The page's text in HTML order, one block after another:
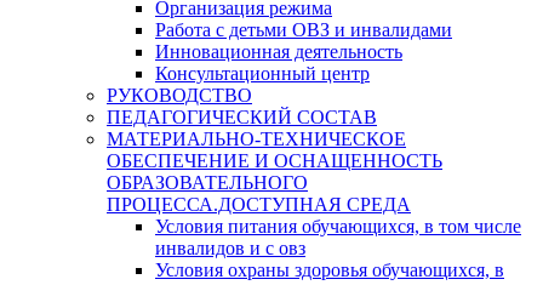
Организация режима
Работа с детьми ОВЗ и инвалидами
Инновационная деятельность
Консультационный центр
РУКОВОДСТВО
ПЕДАГОГИЧЕСКИЙ СОСТАВ
МАТЕРИАЛЬНО-ТЕХНИЧЕСКОЕ
ОБЕСПЕЧЕНИЕ И ОСНАЩЕННОСТЬ
ОБРАЗОВАТЕЛЬНОГО
ПРОЦЕССА.ДОСТУПНАЯ СРЕДА
Условия питания обучающихся, в том числе
инвалидов и с овз
Условия охраны здоровья обучающихся, в